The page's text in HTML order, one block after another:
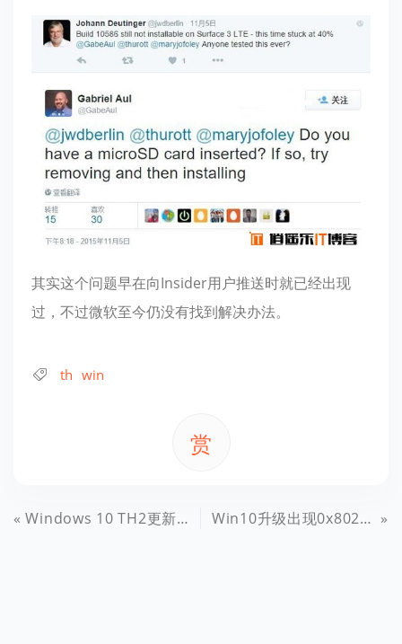
其实这个问题早在向Insider用户推送时就已经出现
过，不过微软至今仍没有找到解决办法。
th win
赏
Windows 10 TH2更新出不来怎么办？ Win10升级出现0x8024402f错误解决办法